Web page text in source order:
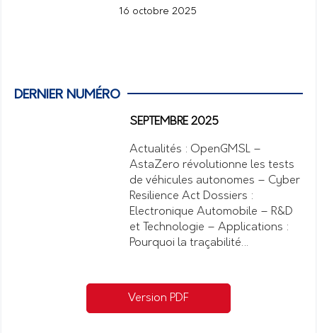
16 octobre 2025
DERNIER NUMÉRO
SEPTEMBRE 2025
Actualités : OpenGMSL –
AstaZero révolutionne les tests
de véhicules autonomes – Cyber
Resilience Act Dossiers :
Electronique Automobile – R&D
et Technologie – Applications :
Pourquoi la traçabilité…
Version PDF